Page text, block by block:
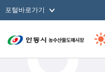
바로가기 메뉴
포털바로가기